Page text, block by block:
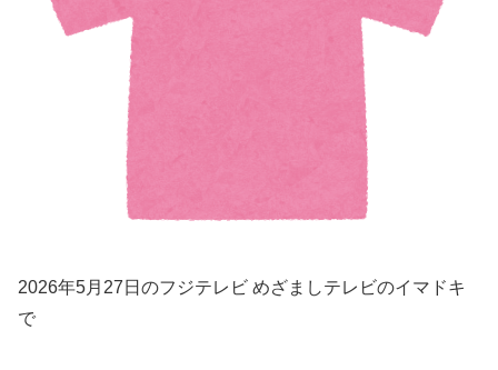
2026年5月27日のフジテレビ めざましテレビのイマドキ
で